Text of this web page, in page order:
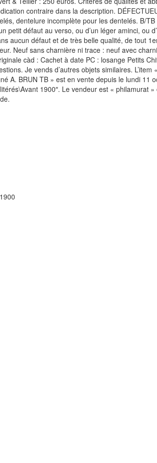
contraire dans la description.
dentelure incomplète pour les dentelés. B/
petit défaut au verso, ou d’un léger aminci, ou
aucun défaut et de très belle qualité, de tout
Neuf sans charnière ni trace : neuf avec
càd : Cachet à date PC : losange Petits
Je vends d’autres objets similaires.
A. BRUN TB » est en vente depuis le lundi 11
1900″. Le vendeur est « philamurat